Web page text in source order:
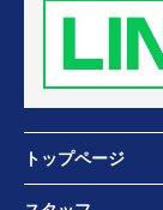
トップページ